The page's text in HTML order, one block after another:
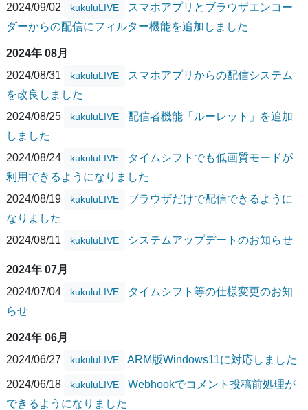
2024/09/02
kukuluLIVE
スマホアプリとブラウザエンコー
ダーからの配信にフィルター機能を追加しました
2024年 08月
2024/08/31
kukuluLIVE
スマホアプリからの配信システム
を改良しました
2024/08/25
kukuluLIVE
配信者機能「ルーレット」を追加
しました
2024/08/24
kukuluLIVE
タイムシフトでも低画質モードが
利用できるようになりました
2024/08/19
kukuluLIVE
ブラウザだけで配信できるように
なりました
2024/08/11
kukuluLIVE システムアップデートのお知らせ
2024年 07月
2024/07/04
kukuluLIVE
タイムシフト等の仕様変更のお知
らせ
2024年 06月
2024/06/27
kukuluLIVE ARM版Windows11に対応しました
2024/06/18 kukuluLIVE
Webhookでコメント投稿前処理が
できるようになりました